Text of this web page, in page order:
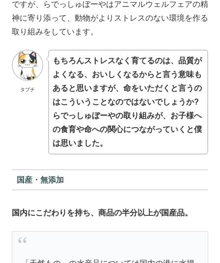
ですが、らでっしゅぼーやはアニマルウェルフェアの精
神に寄り添って、動物がよりストレスのない環境を作る
取り組みをしています。
タブチ
もちろんストレスなく育てるのは、品質が
よくなる、おいしくなるからと言う意味も
あると思いますが、命をいただくと言うの
はこういうことなのではないでしょうか?
らでっしゅぼーやの取り組みが、お子様へ
の食育や命への関心につながっていくと僕
は思いました。
国産・無添加
国内にこだわりを持ち、商品の半分以上が国産品。